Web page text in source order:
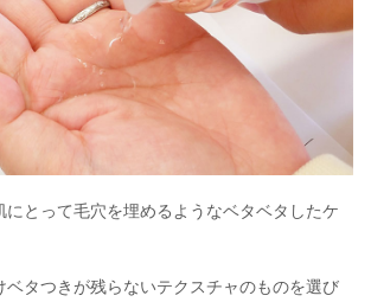
にとって毛穴を埋めるようなベタベタしたケ
ベタつきが残らないテクスチャのものを選び